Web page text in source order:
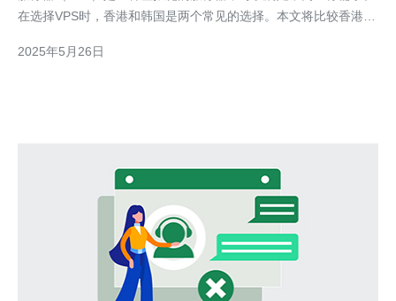
在选择VPS时，香港和韩国是两个常见的选择。本文将比较香港
国际化程度较高的城市，拥有先进的基础设施和通讯网络。选择香
2025年5月26日